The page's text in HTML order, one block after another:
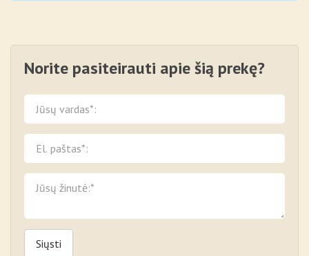
Norite pasiteirauti apie šią prekę?
Siųsti